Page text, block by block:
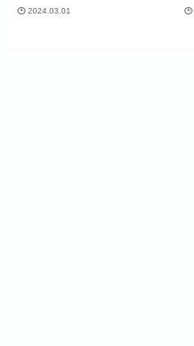
2024.03.01